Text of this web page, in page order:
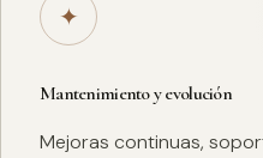
✦
Mantenimiento y evolución
Mejoras continuas,